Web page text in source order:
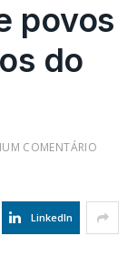
povos
do
COMENTÁRIO
LinkedIn